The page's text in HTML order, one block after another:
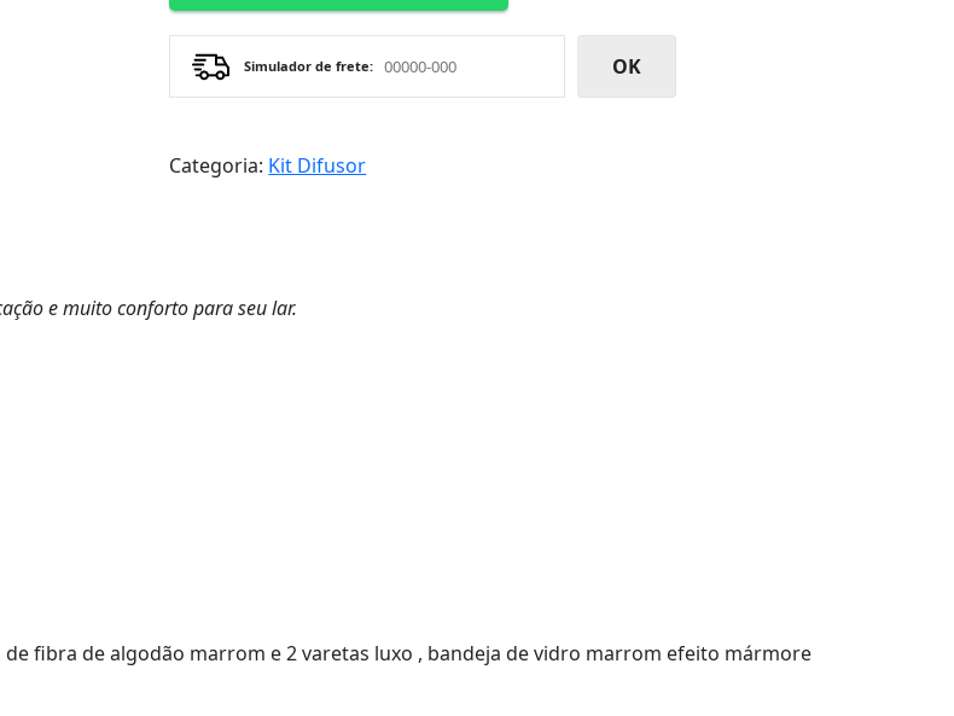
Simulador de frete: OK
Categoria: Kit Difusor
e muito conforto para seu lar.
fibra de algodão marrom e 2 varetas luxo , bandeja de vidro marrom efeito mármore